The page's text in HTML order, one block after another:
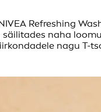
Refreshing
naha
nagu T-